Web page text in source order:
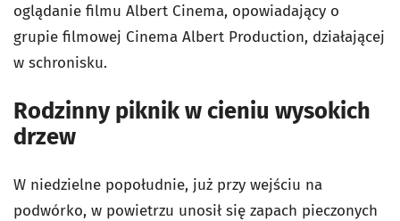
oglądanie filmu Albert Cinema, opowiadający o
grupie filmowej Cinema Albert Production, działającej
w schronisku.
Rodzinny piknik w cieniu wysokich
drzew
W niedzielne popołudnie, już przy wejściu na
podwórko, w powietrzu unosił się zapach pieczonych